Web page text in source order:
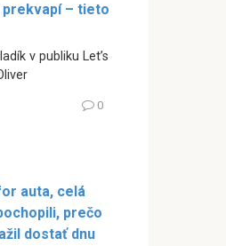
– tieto
v publiku Let’s
0
auta, celá
prečo
dostať dnu